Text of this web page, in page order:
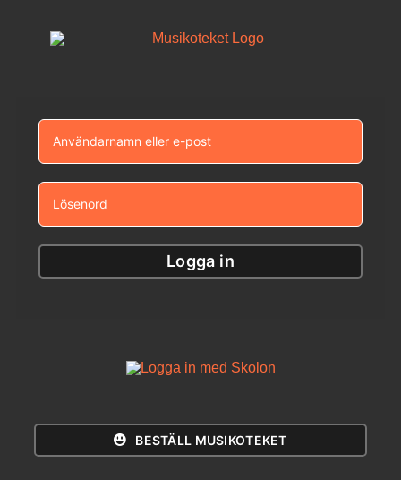
innehållet
Logga in
BESTÄLL MUSIKOTEKET